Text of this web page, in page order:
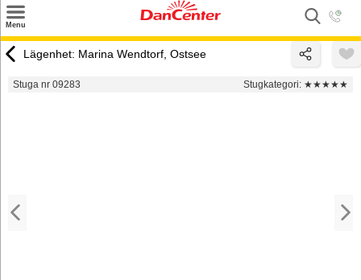
Menu
Tilbud
Lägenhet: Marina Wendtorf, Ostsee
Stuga nr 09283 Stugkategori: ★★★★★